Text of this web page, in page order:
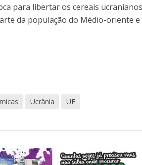
para libertar os cereais
da população do Médio-oriente e
Ucrânia UE